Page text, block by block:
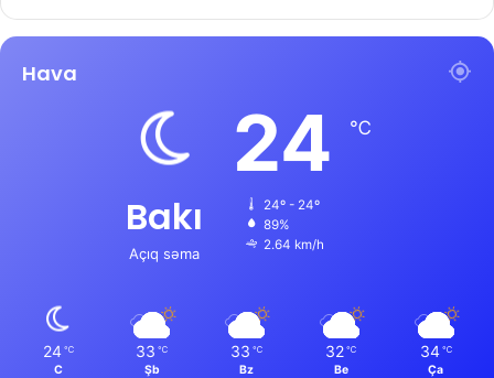
Hava
Bakı
Açıq səma
24 ℃
24º - 24º
89%
2.64 km/h
24 ℃
C
33 ℃
Şb
33 ℃
Bz
32 ℃
Be
34 ℃
Ça